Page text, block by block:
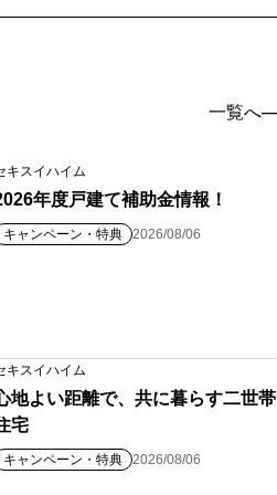
一覧へ
キスイハイム
年度戸建て補助金情報！
キャンペーン・特典 2026/08/06
キスイハイム
地よい距離で、共に暮らす二世帯
宅
キャンペーン・特典 2026/08/06